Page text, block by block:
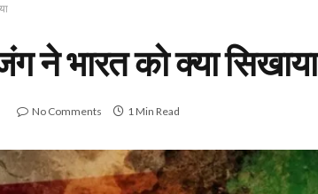
ने भारत को क्या सिखाया
No Comments 1 Min Read